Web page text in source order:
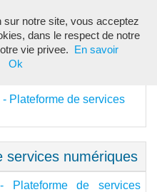
- Plateforme de services
services numériques
Plateforme de services
sur notre site, vous acceptez
dans le respect de notre
vie privee.
En savoir
Ok